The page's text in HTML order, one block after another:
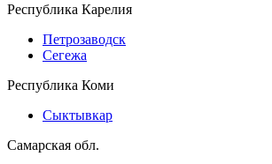
Республика Карелия
Петрозаводск
Сегежа
Республика Коми
Сыктывкар
Самарская обл.